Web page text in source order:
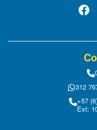
312
+57
Ext: